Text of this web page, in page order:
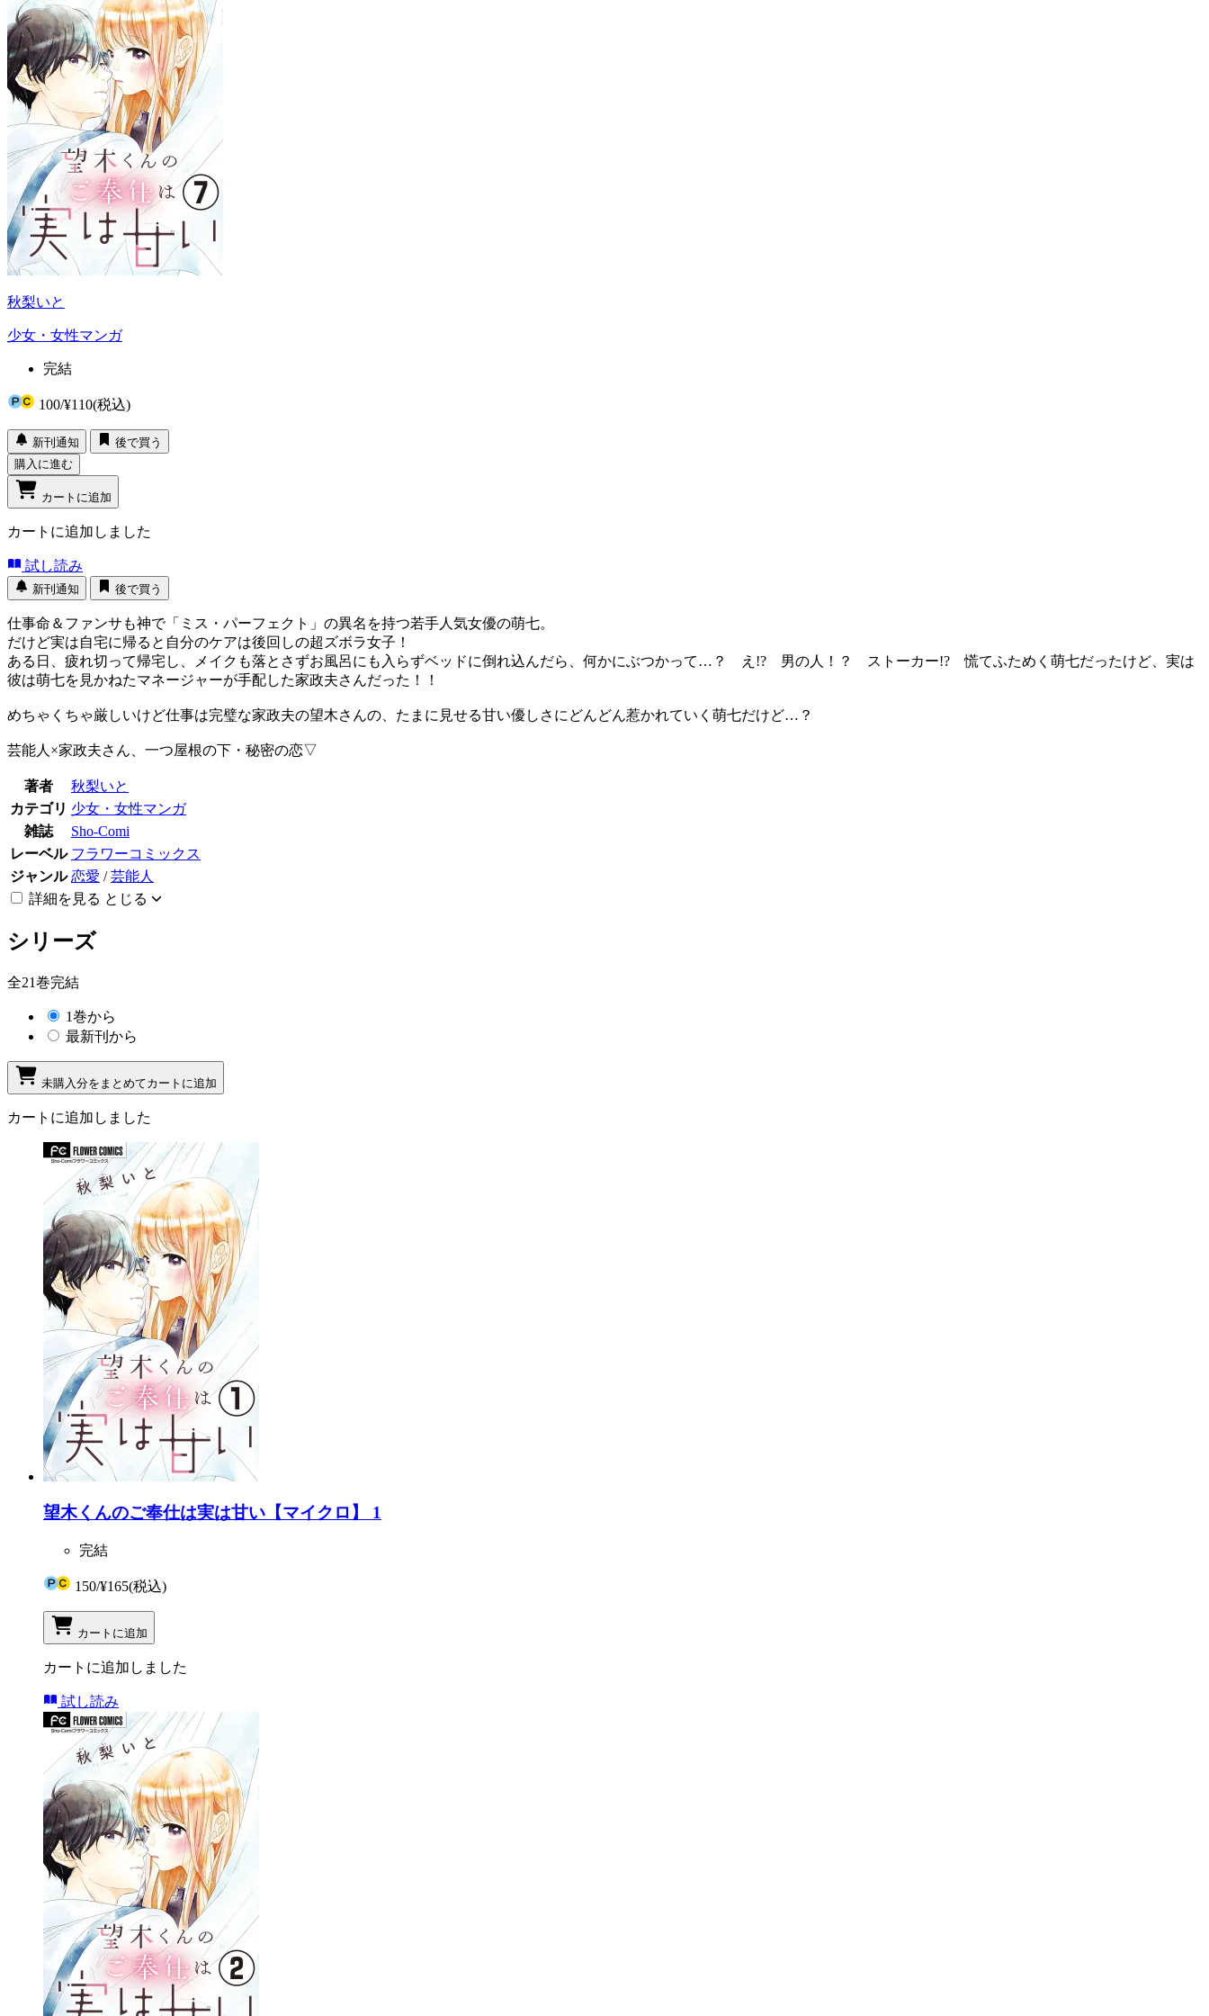
秋梨いと
少女・女性マンガ
完結
100/¥110(税込)
新刊通知
後で買う
購入に進む
カートに追加
カートに追加しました
試し読み
新刊通知 後で買う
仕事命＆ファンサも神で「ミス・パーフェクト」の異名を持つ若手人気女優の萌七。
だけど実は自宅に帰ると自分のケアは後回しの超ズボラ女子！
ある日、疲れ切って帰宅し、メイクも落とさずお風呂にも入らずベッドに倒れ込んだら、何かにぶつかって…？ え!? 男の人！？ ストーカー!? 慌てふためく萌七だったけど、実は
彼は萌七を見かねたマネージャーが手配した家政夫さんだった！！
めちゃくちゃ厳しいけど仕事は完璧な家政夫の望木さんの、たまに見せる甘い優しさにどんどん惹かれていく萌七だけど…？
芸能人×家政夫さん、一つ屋根の下・秘密の恋▽
著者
秋梨いと
カテゴリ 少女・女性マンガ
雑誌
Sho-Comi
レーベル フラワーコミックス
ジャンル 恋愛 /芸能人
詳細を見る とじる
シリーズ
全21巻完結
1巻から
最新刊から
未購入分をまとめてカートに追加
カートに追加しました
望木くんのご奉仕は実は甘い【マイクロ】 1
完結
150/¥165(税込)
カートに追加
カートに追加しました
試し読み